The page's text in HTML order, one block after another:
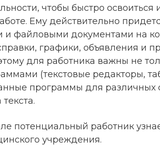
чтобы быстро освоиться
Ему действительно
и файловыми документами на
графики, объявления и
для работника важны не
(текстовые редакторы,
программы для различных
потенциальный работник
учреждения.